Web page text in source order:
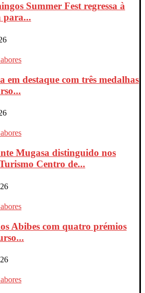
Summer Fest regressa à
para...
em destaque com três medalhas
Mugasa distinguido nos
Centro de...
Abibes com quatro prémios